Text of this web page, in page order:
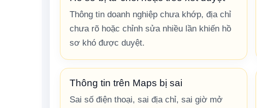
Thông tin doanh nghiệp chưa khớp, địa chỉ
chưa rõ hoặc chỉnh sửa nhiều lần khiến hồ
sơ khó được duyệt.
Thông tin trên Maps bị sai
Sai số điện thoại, sai địa chỉ, sai giờ mở